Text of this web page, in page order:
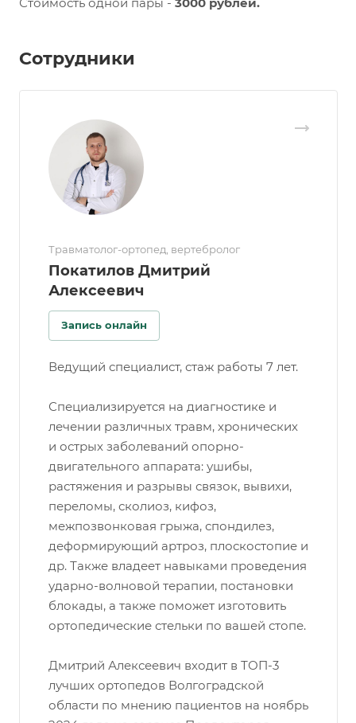
Сотрудники
Травматолог-ортопед, вертебролог
Покатилов Дмитрий
Алексеевич
Запись онлайн
Ведущий специалист, стаж работы 7 лет.
Специализируется на диагностике и
лечении различных травм, хронических
и острых заболеваний опорно-
двигательного аппарата: ушибы,
растяжения и разрывы связок, вывихи,
переломы, сколиоз, кифоз,
межпозвонковая грыжа, спондилез,
деформирующий артроз, плоскостопие и
др. Также владеет навыками проведения
ударно-волновой терапии, постановки
блокады, а также поможет изготовить
ортопедические стельки по вашей стопе.
Дмитрий Алексеевич входит в ТОП-3
лучших ортопедов Волгоградской
области по мнению пациентов на ноябрь